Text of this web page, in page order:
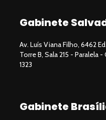
Gabinete
Av. Luís Viana Filho, 6462
Torre B, Sala 215 - Paralela
1323
Gabinete